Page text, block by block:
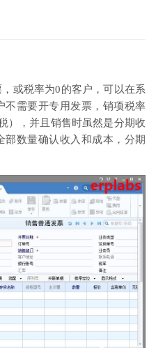
或税率为0的客户，可以在系
不需要开专用发票，销项税率
），并且销售时虽然是分期收
数量确认收入和成本，分期